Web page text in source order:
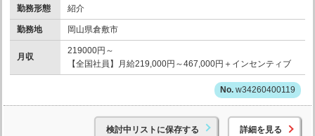
勤務形態 紹介
勤務地 岡山県倉敷市
月収
219000円～
【全国社員】月給219,000円～467,000円＋インセンティブ
w34260400119
検討中リストに保存する 詳細を見る